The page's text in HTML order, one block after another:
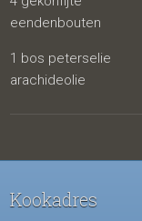
eendenbouten
1 bos peterselie
arachideolie
Kookadres